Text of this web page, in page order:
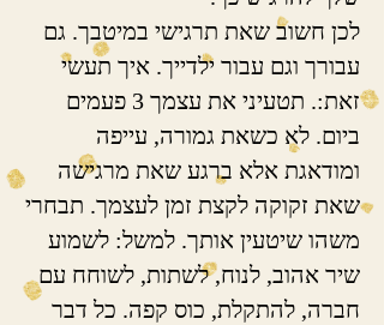
לכן חשוב שאת תרגישי במיטבך. גם
עבורך וגם עבור ילדייך. איך תעשי
זאת:. תטעיני את עצמך 3 פעמים
ביום. לא כשאת גמורה, עייפה
ומודאגת אלא ברגע שאת מרגישה
שאת זקוקה לקצת זמן לעצמך. תבחרי
משהו שיטעין אותך. למשל: לשמוע
שיר אהוב, לנוח, לשתות, לשוחח עם
חברה, להתקלת, כוס קפה. כל דבר